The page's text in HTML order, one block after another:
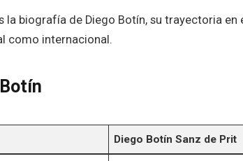
biografía de Diego Botín, su trayectoria en
como internacional.
Diego Botín Sanz de Prit